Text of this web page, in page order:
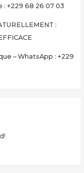
+229 68 26 07 03
:
– WhatsApp : +229